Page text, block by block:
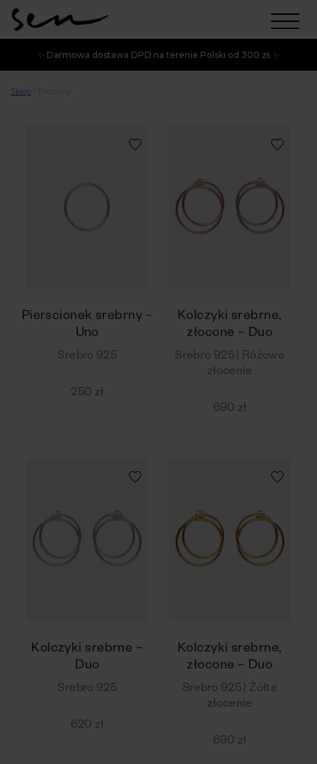
✨ Darmowa dostawa DPD na terenie Polski od 300 zł. ✨
Sklep Prezenty
Pierscionek srebrny –
Uno
Srebro 925
250 zł
Kolczyki srebrne,
złocone – Duo
Srebro 925 | Różowe
złocenie
690 zł
Kolczyki srebrne –
Duo
Srebro 925
620 zł
Kolczyki srebrne,
złocone – Duo
Srebro 925 | Żółte
złocenie
690 zł